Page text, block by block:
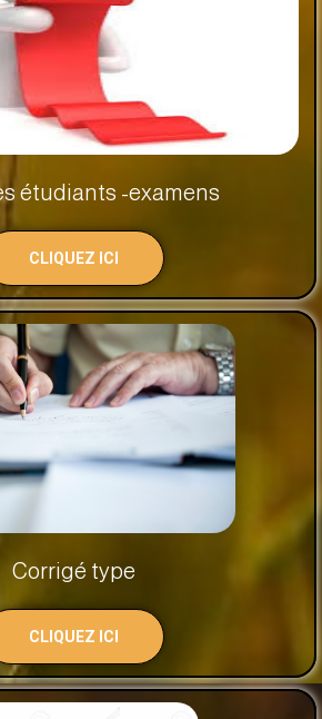
étudiants -examens
CLIQUEZ ICI
Corrigé type
CLIQUEZ ICI